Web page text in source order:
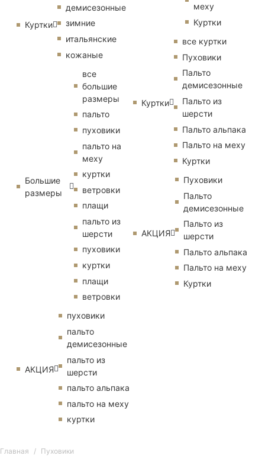
Куртки
демисезонные
зимние
итальянские
кожаные
Большие
размеры
все
большие
размеры
пальто
пуховики
пальто на
меху
куртки
ветровки
плащи
пальто из
шерсти
пуховики
куртки
плащи
ветровки
АКЦИЯ
пуховики
пальто
демисезонные
пальто из
шерсти
пальто альпака
пальто на меху
куртки
меху
Куртки
Куртки
все куртки
Пуховики
Пальто
демисезонные
Пальто из
шерсти
Пальто альпака
Пальто на меху
Куртки
АКЦИЯ
Пуховики
Пальто
демисезонные
Пальто из
шерсти
Пальто альпака
Пальто на меху
Куртки
Главная Пуховики